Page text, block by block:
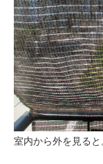
室内から外を見ると